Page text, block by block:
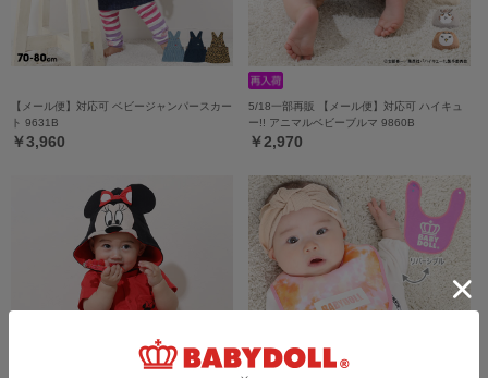
【メール便】対応可 ベビージャンパースカー
ト 9631B
￥3,960
5/18一部再販 【メール便】対応可 ハイキュ
ー!! アニマルベビーブルマ 9860B
￥2,970